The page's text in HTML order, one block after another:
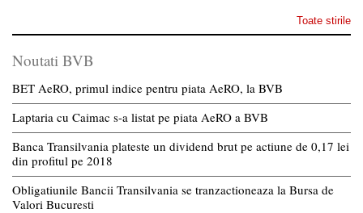
Toate stirile
Noutati BVB
BET AeRO, primul indice pentru piata AeRO, la BVB
Laptaria cu Caimac s-a listat pe piata AeRO a BVB
Banca Transilvania plateste un dividend brut pe actiune de 0,17 lei
din profitul pe 2018
Obligatiunile Bancii Transilvania se tranzactioneaza la Bursa de
Valori Bucuresti